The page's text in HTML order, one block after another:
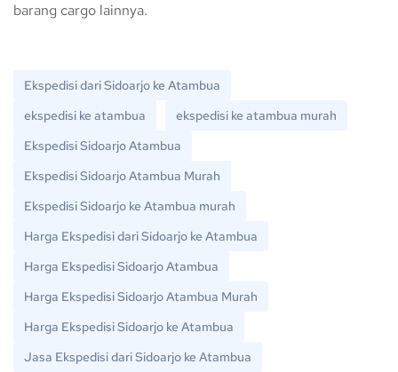
barang cargo lainnya.
Ekspedisi dari Sidoarjo ke Atambua
ekspedisi ke atambua
ekspedisi ke atambua murah
Ekspedisi Sidoarjo Atambua
Ekspedisi Sidoarjo Atambua Murah
Ekspedisi Sidoarjo ke Atambua murah
Harga Ekspedisi dari Sidoarjo ke Atambua
Harga Ekspedisi Sidoarjo Atambua
Harga Ekspedisi Sidoarjo Atambua Murah
Harga Ekspedisi Sidoarjo ke Atambua
Jasa Ekspedisi dari Sidoarjo ke Atambua